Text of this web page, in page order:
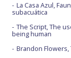
La Casa Azul,
subacuática
The Script, The
being human
Brandon